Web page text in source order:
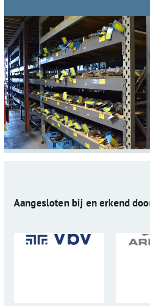
Aangesloten bij en erkend